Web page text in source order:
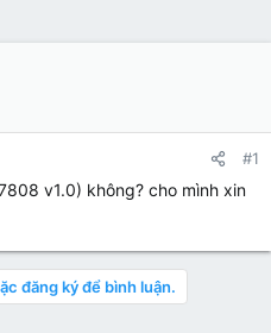
#1
v1.0) không? cho mình xin
đăng ký để bình luận.